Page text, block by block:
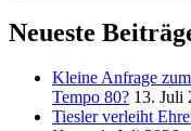
Neueste
Kleine Anfrage
Tempo 80? 13. Juli
Tiesler verleiht